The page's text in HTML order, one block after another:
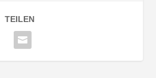
TEILEN